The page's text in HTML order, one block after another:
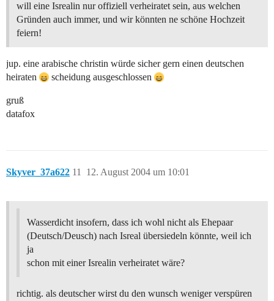
will eine Isrealin nur offiziell verheiratet sein, aus welchen
Gründen auch immer, und wir könnten ne schöne Hochzeit
feiern!
jup. eine arabische christin würde sicher gern einen deutschen
heiraten
scheidung ausgeschlossen
gruß
datafox
Skyver_37a622 12. August 2004 um 10:01
11
Wasserdicht insofern, dass ich wohl nicht als Ehepaar
(Deutsch/Deusch) nach Isreal übersiedeln könnte, weil ich
ja
schon mit einer Isrealin verheiratet wäre?
richtig. als deutscher wirst du den wunsch weniger verspüren